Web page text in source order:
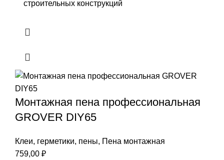
строительных конструкций
Монтажная пена профессиональная
GROVER DIY65
Клеи, герметики, пены, Пена монтажная
759,00 ₽